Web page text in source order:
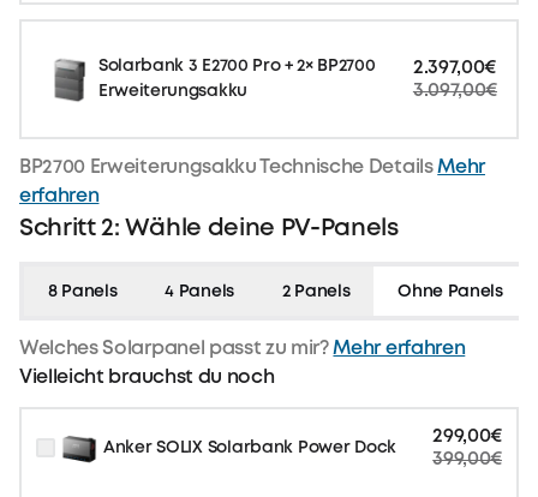
Solarbank 3 E2700 Pro + 2× BP2700
Erweiterungsakku
2.397,00€
3.097,00€
BP2700 Erweiterungsakku Technische DetailsMehr
erfahren
Schritt 2: Wähle deine PV-Panels
8 Panels 4 Panels 2 Panels Ohne Panels
Welches Solarpanel passt zu mir?Mehr erfahren
Vielleicht brauchst du noch
Anker SOLIX Solarbank Power Dock
299,00€
399,00€